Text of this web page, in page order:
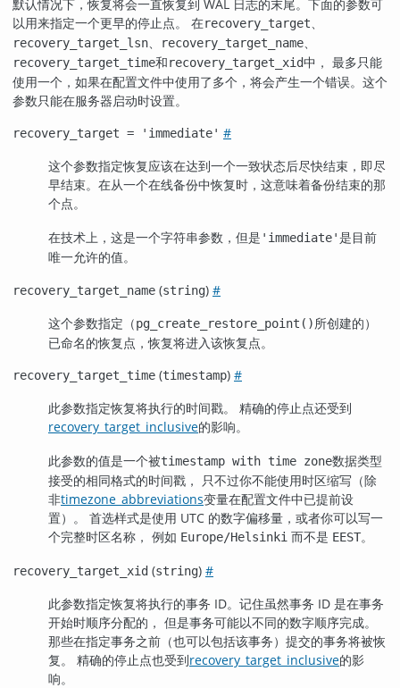
默认情况下，恢复将会一直恢复到 WAL 日志的末尾。下面的参数可
以用来指定一个更早的停止点。 在recovery_target
recovery_target_lsn recovery_target_name
recovery_target_time和recovery_target_xid中， 最多只能
使用一个，如果在配置文件中使用了多个，将会产生一个错误。这个
参数只能在服务器启动时设置。
recovery_target = 'immediate' #
这个参数指定恢复应该在达到一个一致状态后尽快结束，即尽
早结束。在从一个在线备份中恢复时，这意味着备份结束的那
个点。
在技术上，这是一个字符串参数，但是 'immediate'是目前
唯一允许的值。
recovery_target_name (string) #
这个参数指定（pg_create_restore_point()所创建的）
已命名的恢复点，恢复将进入该恢复点。
recovery_target_time (timestamp) #
此参数指定恢复将执行的时间戳。 精确的停止点还受到
recovery_target_inclusive的影响。
此参数的值是一个被timestamp with time zone数据类型
接受的相同格式的时间戳， 只不过你不能使用时区缩写（除
非timezone_abbreviations变量在配置文件中已提前设
置）。 首选样式是使用 UTC 的数字偏移量，或者你可以写一
个完整时区名称， 例如 Europe/Helsinki 而不是 EEST。
recovery_target_xid (string) #
此参数指定恢复将执行的事务 ID。记住虽然事务 ID 是在事务
开始时顺序分配的， 但是事务可能以不同的数字顺序完成。
那些在指定事务之前（也可以包括该事务）提交的事务将被恢
复。 精确的停止点也受到recovery_target_inclusive的影
响。